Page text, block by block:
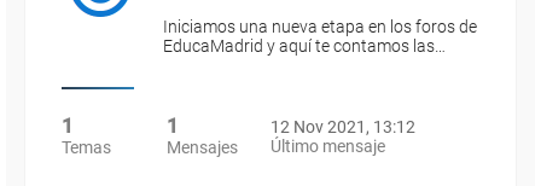
Iniciamos una nueva etapa en los foros de
EducaMadrid y aquí te contamos las…
1
Temas
1
Mensajes
12 Nov 2021, 13:12
Último mensaje